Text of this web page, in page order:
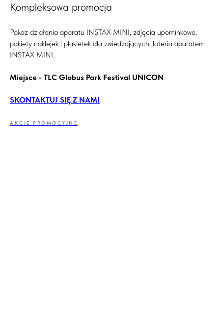
Kompleksowa promocja
Pokaz działania aparatu INSTAX MINI, zdjęcia upominkowe,
pakiety naklejek i plakietek dla zwiedzających, loteria aparatem
INSTAX MINI.
Miejsce - TLC Globus Park Festival UNICON
SKONTAKTUJ SIĘ Z NAMI
AKCJE PROMOCYJNE